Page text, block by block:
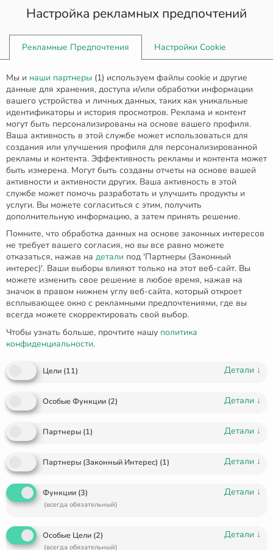
Главная
Серьги
Маленькие сережки-гвоздики с цветными фианитами
Маленькие сережки-гвоздики с
цветными фианитами
€150.00
🔥 3 items sold in last 3 days
от 150 € доставка бесплатно
Стандартная отправка - 1-2 недели
Настройка рекламных предпочтений
Рекламные Предпочтения Настройки Cookie
Мы и наши партнеры (1) используем файлы cookie и другие
данные для хранения, доступа и/или обработки информации
вашего устройства и личных данных, таких как уникальные
идентификаторы и история просмотров. Реклама и контент
могут быть персонализированы на основе вашего профиля.
Ваша активность в этой службе может использоваться для
создания или улучшения профиля для персонализированной
рекламы и контента. Эффективность рекламы и контента может
быть измерена. Могут быть созданы отчеты на основе вашей
активности и активности других. Ваша активность в этой
службе может помочь разработать и улучшить продукты и
услуги. Вы можете согласиться с этим, получить
дополнительную информацию, а затем принять решение.
Помните, что обработка данных на основе законных интересов
не требует вашего согласия, но вы все равно можете
отказаться, нажав на детали под 'Партнеры (Законный
интерес)'. Ваши выборы влияют только на этот веб-сайт. Вы
можете изменить свое решение в любое время, нажав на
значок в правом нижнем углу веб-сайта, который откроет
всплывающее окно с рекламными предпочтениями, где вы
всегда можете скорректировать свой выбор.
Чтобы узнать больше, прочтите нашу политика
конфиденциальности.
Цели (11) Детали ↓
Особые Функции (2) Детали ↓
Партнеры (1) Детали ↓
Партнеры (Законный Интерес) (1) Детали ↓
Функции (3)
(всегда обязательный)
Детали ↓
Особые Цели (2)
(всегда обязательный)
Детали ↓